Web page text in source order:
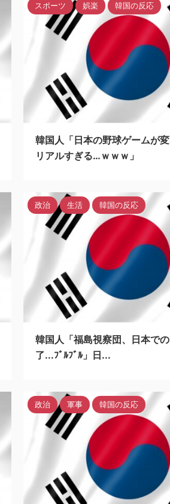
スポーツ 娯楽 韓国の反応
韓国人「日本の野球ゲームが
リアルすぎる…ｗｗｗ」
政治 生活 韓国の反応
韓国人「福島視察団、日本で
了...ﾌﾞﾙﾌﾞﾙ」日...
政治 軍事 韓国の反応